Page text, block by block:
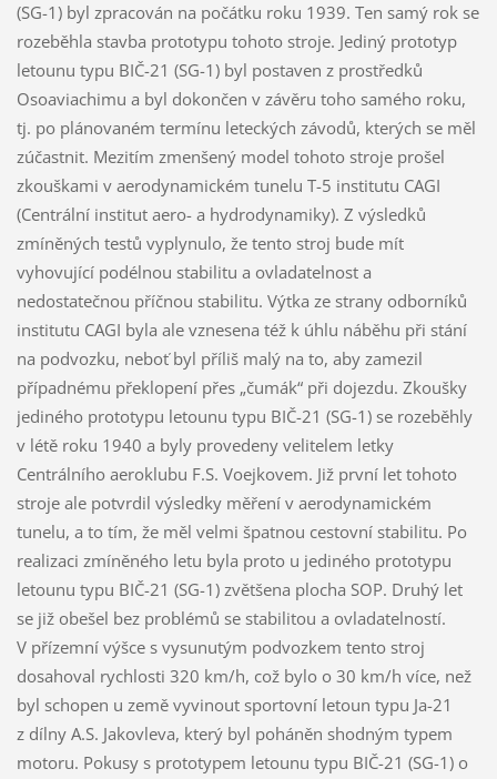
(SG-1) byl zpracován na počátku roku 1939. Ten samý rok se
rozeběhla stavba prototypu tohoto stroje. Jediný prototyp
letounu typu BIČ-21 (SG-1) byl postaven z prostředků
Osoaviachimu a byl dokončen v závěru toho samého roku,
tj. po plánovaném termínu leteckých závodů, kterých se měl
zúčastnit. Mezitím zmenšený model tohoto stroje prošel
zkouškami v aerodynamickém tunelu T-5 institutu CAGI
(Centrální institut aero- a hydrodynamiky). Z výsledků
zmíněných testů vyplynulo, že tento stroj bude mít
vyhovující podélnou stabilitu a ovladatelnost a
nedostatečnou příčnou stabilitu. Výtka ze strany odborníků
institutu CAGI byla ale vznesena též k úhlu náběhu při stání
na podvozku, neboť byl příliš malý na to, aby zamezil
případnému překlopení přes „čumák“ při dojezdu. Zkoušky
jediného prototypu letounu typu BIČ-21 (SG-1) se rozeběhly
v létě roku 1940 a byly provedeny velitelem letky
Centrálního aeroklubu F.S. Voejkovem. Již první let tohoto
stroje ale potvrdil výsledky měření v aerodynamickém
tunelu, a to tím, že měl velmi špatnou cestovní stabilitu. Po
realizaci zmíněného letu byla proto u jediného prototypu
letounu typu BIČ-21 (SG-1) zvětšena plocha SOP. Druhý let
se již obešel bez problémů se stabilitou a ovladatelností.
V přízemní výšce s vysunutým podvozkem tento stroj
dosahoval rychlosti 320 km/h, což bylo o 30 km/h více, než
byl schopen u země vyvinout sportovní letoun typu Ja-21
z dílny A.S. Jakovleva, který byl poháněn shodným typem
motoru. Pokusy s prototypem letounu typu BIČ-21 (SG-1) o